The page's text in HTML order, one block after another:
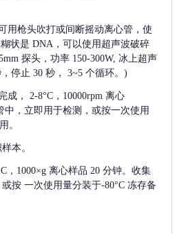
用枪头吹打或间断摇动离心管，使
糊状是 DNA，可以使用超声波破碎
探头，功率 150-300W, 冰上超声
停止 30 秒， 3~5 个循环。)
成，
2-8°C，10000rpm 离心
中，立即用于检测，或按一次使用
。
本。
，1000×g 离心样品 20 分钟。收集
或按 一次使用量分装于-80°C 冻存备